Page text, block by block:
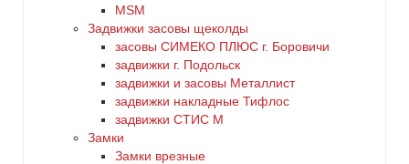
желтый
MSM
Задвижки засовы щеколды
заcовы СИМЕКО ПЛЮС г. Боровичи
задвижки г. Подольск
задвижки и засовы Металлист
задвижки накладные Тифлос
задвижки СТИС М
Замки
Замки врезные